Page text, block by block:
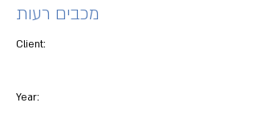
מכבים רעות
Client:
Year: